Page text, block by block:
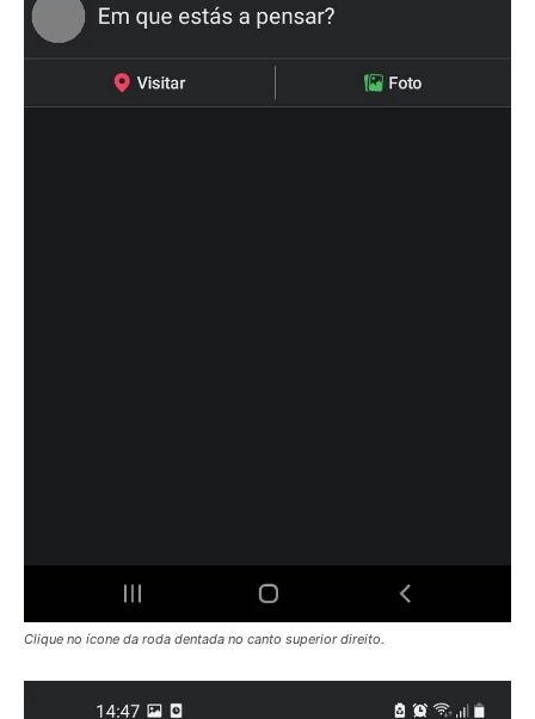
Clique no ícone da roda dentada no canto superior direito.